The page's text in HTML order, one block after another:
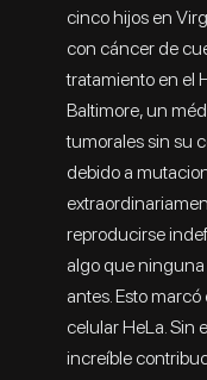
cinco hijos en
con cáncer de
tratamiento en el
Baltimore, un
tumorales sin su
debido a
reproducirse
algo que
antes. Esto
celular HeLa. Sin
increíble